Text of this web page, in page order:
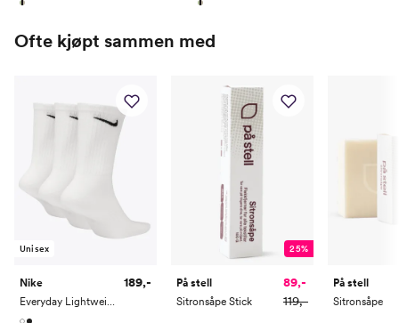
Ofte kjøpt sammen med
Unisex
Nike
189,-
25%
På stell
Sitronsåpe Stick
89,-
119,-
På stell
Sitronsåpe